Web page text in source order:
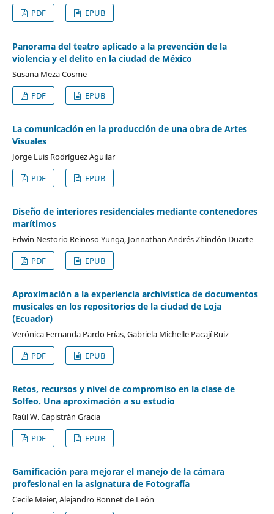
PDF
EPUB
Panorama del teatro aplicado a la prevención de la
violencia y el delito en la ciudad de México
Susana Meza Cosme
PDF
EPUB
La comunicación en la producción de una obra de Artes
Visuales
Jorge Luis Rodríguez Aguilar
PDF
EPUB
Diseño de interiores residenciales mediante contenedores
marítimos
Edwin Nestorio Reinoso Yunga, Jonnathan Andrés Zhindón Duarte
PDF
EPUB
Aproximación a la experiencia archivística de documentos
musicales en los repositorios de la ciudad de Loja
(Ecuador)
Verónica Fernanda Pardo Frías, Gabriela Michelle Pacají Ruiz
PDF
EPUB
Retos, recursos y nivel de compromiso en la clase de
Solfeo. Una aproximación a su estudio
Raúl W. Capistrán Gracia
PDF
EPUB
Gamificación para mejorar el manejo de la cámara
profesional en la asignatura de Fotografía
Cecile Meier, Alejandro Bonnet de León